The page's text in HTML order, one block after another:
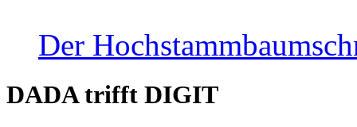
Der
DADA trifft DIGIT